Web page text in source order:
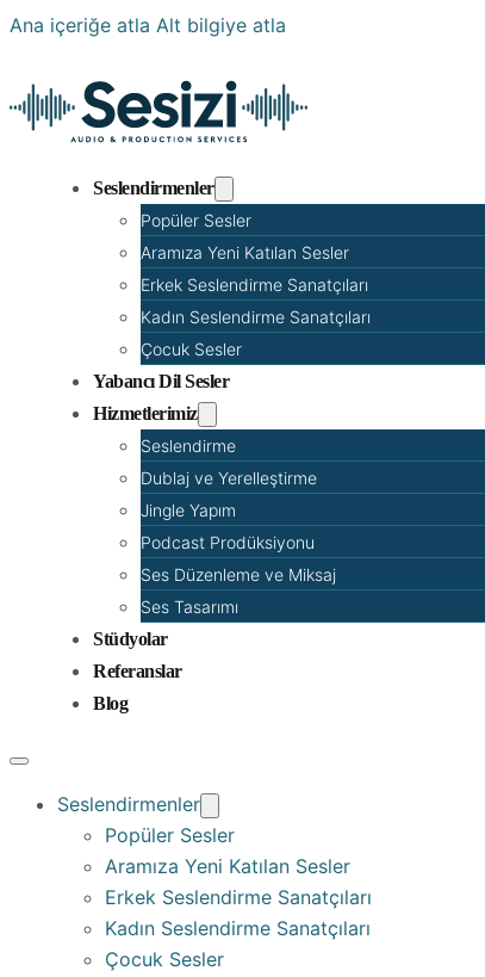
Ana içeriğe atla Alt bilgiye atla
Seslendirmenler
Popüler Sesler
Aramıza Yeni Katılan Sesler
Erkek Seslendirme Sanatçıları
Kadın Seslendirme Sanatçıları
Çocuk Sesler
Yabancı Dil Sesler
Hizmetlerimiz
Seslendirme
Dublaj ve Yerelleştirme
Jingle Yapım
Podcast Prodüksiyonu
Ses Düzenleme ve Miksaj
Ses Tasarımı
Stüdyolar
Referanslar
Blog
Seslendirmenler
Popüler Sesler
Aramıza Yeni Katılan Sesler
Erkek Seslendirme Sanatçıları
Kadın Seslendirme Sanatçıları
Çocuk Sesler